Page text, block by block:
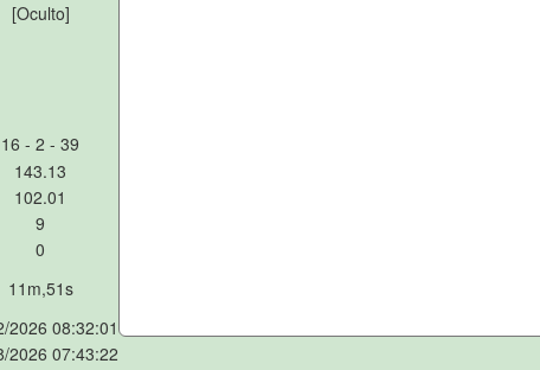
[Oculto]
16 - 2 - 39
143.13
102.01
9
0
11m,51s
2026 08:32:01
2026 07:43:22